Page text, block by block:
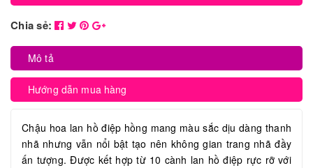
Chia sẻ:
Mô tả
Hướng dẫn mua hàng
Chậu hoa lan hồ điệp hồng mang màu sắc dịu dàng thanh
nhã nhưng vẫn nổi bật tạo nên không gian trang nhã đầy
ấn tượng. Được kết hợp từ 10 cành lan hồ điệp rực rỡ với